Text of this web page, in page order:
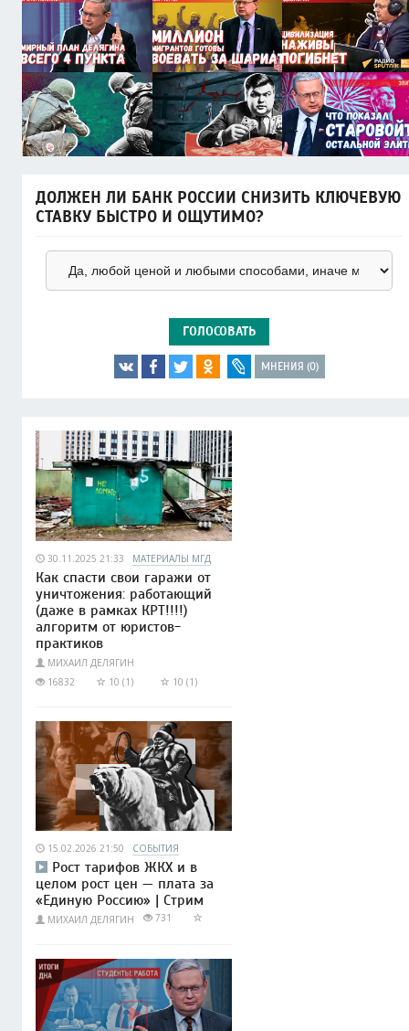
ДОЛЖЕН ЛИ БАНК РОССИИ СНИЗИТЬ КЛЮЧЕВУЮ
СТАВКУ БЫСТРО И ОЩУТИМО?
ГОЛОСОВАТЬ
МНЕНИЯ (0)
30.11.2025 21:33 МАТЕРИАЛЫ МГД
Как спасти свои гаражи от
уничтожения: работающий
(даже в рамках КРТ!!!!)
алгоритм от юристов-
практиков
МИХАИЛ ДЕЛЯГИН
16832
10 (1) 10 (1)
15.02.2026 21:50 СОБЫТИЯ
Рост тарифов ЖКХ и в
целом рост цен — плата за
«Единую Россию» | Стрим
МИХАИЛ ДЕЛЯГИН 731